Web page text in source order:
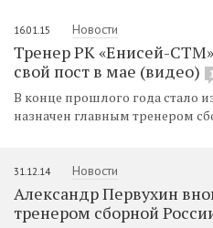
16.01.15 Новости
Тренер РК «Енисей-
свой пост в мае (видео)
1
В конце прошлого года стало
назначен главным тренером
31.12.14 Новости
Александр Первухин
тренером сборной